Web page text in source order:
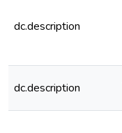
dc.description
dc.description